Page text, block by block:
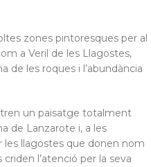
zones pintoresques per al
a Veril de les Llagostes,
de les roques i l’abundància
un paisatge totalment
de Lanzarote i, a les
les llagostes que donen nom
l’atenció per la seva